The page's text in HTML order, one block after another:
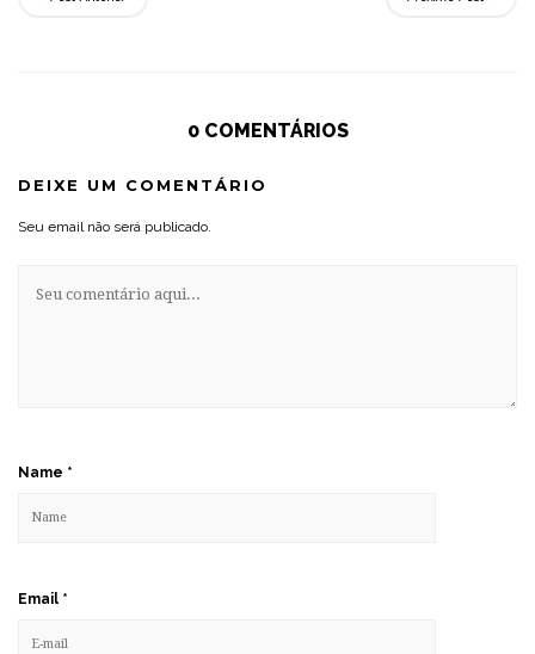
0 COMENTÁRIOS
DEIXE UM COMENTÁRIO
Seu email não será publicado.
Name *
Email *